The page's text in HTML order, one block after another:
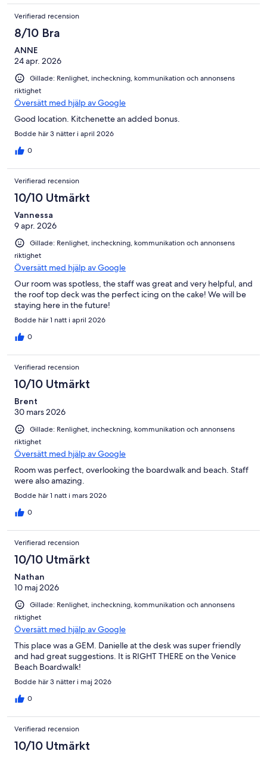
Verifierad recension
8/10 Bra
ANNE
24 apr. 2026
Gillade: Renlighet, incheckning, kommunikation och annonsens
riktighet
Översätt med hjälp av Google
Good location. Kitchenette an added bonus.
Bodde här 3 nätter i april 2026
0
Verifierad recension
10/10 Utmärkt
Vannessa
9 apr. 2026
Gillade: Renlighet, incheckning, kommunikation och annonsens
riktighet
Översätt med hjälp av Google
Our room was spotless, the staff was great and very helpful, and
the roof top deck was the perfect icing on the cake! We will be
staying here in the future!
Bodde här 1 natt i april 2026
0
Verifierad recension
10/10 Utmärkt
Brent
30 mars 2026
Gillade: Renlighet, incheckning, kommunikation och annonsens
riktighet
Översätt med hjälp av Google
Room was perfect, overlooking the boardwalk and beach. Staff
were also amazing.
Bodde här 1 natt i mars 2026
0
Verifierad recension
10/10 Utmärkt
Nathan
10 maj 2026
Gillade: Renlighet, incheckning, kommunikation och annonsens
riktighet
Översätt med hjälp av Google
This place was a GEM. Danielle at the desk was super friendly
and had great suggestions. It is RIGHT THERE on the Venice
Beach Boardwalk!
Bodde här 3 nätter i maj 2026
0
Verifierad recension
10/10 Utmärkt